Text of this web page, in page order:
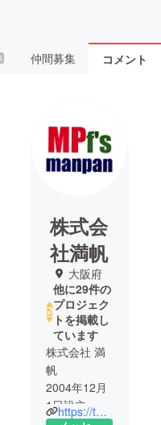
仲間募集 コメント
株式会
社満帆
大阪府
他に29件の
プロジェク
トを掲載し
ています
株式会社 満
帆
2004年12月
1日設立
https://twitter.com/manpan_fs